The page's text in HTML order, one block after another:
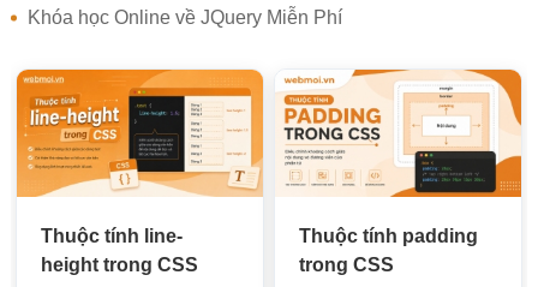
Khóa học Online về JQuery Miễn Phí
Thuộc tính line-
height trong CSS
Thuộc tính padding
trong CSS